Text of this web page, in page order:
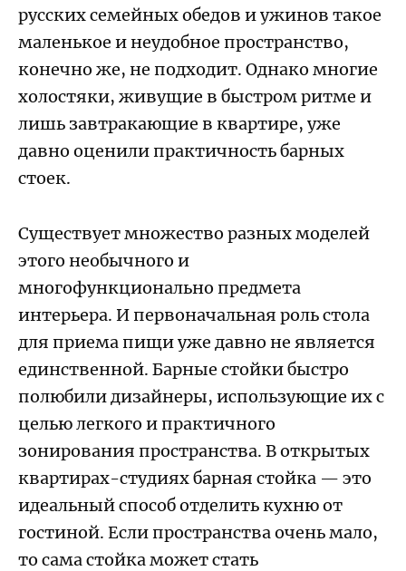
русских семейных обедов и ужинов такое
маленькое и неудобное пространство,
конечно же, не подходит. Однако многие
холостяки, живущие в быстром ритме и
лишь завтракающие в квартире, уже
давно оценили практичность барных
стоек.
Существует множество разных моделей
этого необычного и
многофункционально предмета
интерьера. И первоначальная роль стола
для приема пищи уже давно не является
единственной. Барные стойки быстро
полюбили дизайнеры, использующие их с
целью легкого и практичного
зонирования пространства. В открытых
квартирах-студиях барная стойка — это
идеальный способ отделить кухню от
гостиной. Если пространства очень мало,
то сама стойка может стать